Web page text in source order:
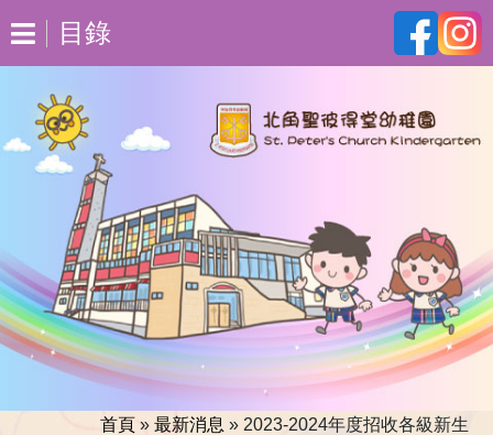
目錄
首頁» 最新消息 » 2023-2024年度招收各級新生